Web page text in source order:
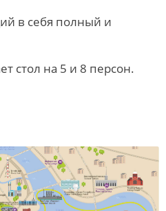
в себя полный и
стол на 5 и 8 персон.